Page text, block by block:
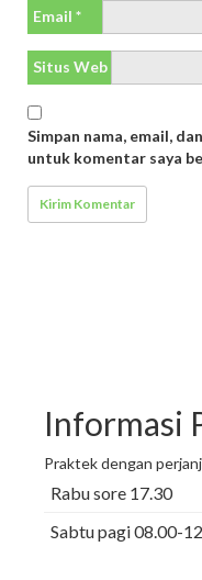
Email *
Situs Web
Simpan nama, email,
untuk komentar saya
Informasi
Praktek dengan
Rabu sore 17.30
Sabtu pagi 08.00-